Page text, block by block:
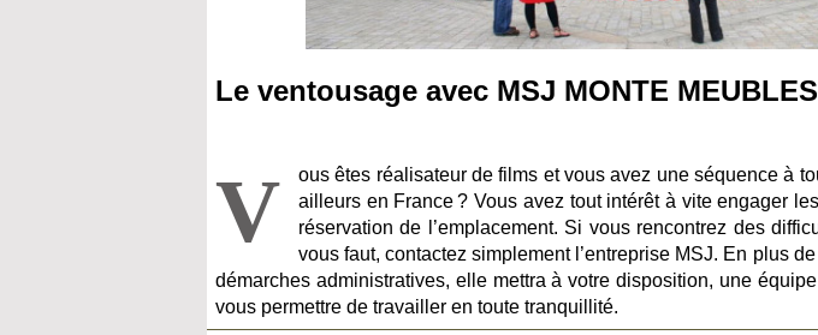
Le ventousage avec MSJ MONTE MEUBLES
V
ous êtes réalisateur de films et vous avez une séquence à
ailleurs en France ? Vous avez tout intérêt à vite engager
réservation de l’emplacement. Si vous rencontrez des
vous faut, contactez simplement l’entreprise MSJ. En plus
démarches administratives, elle mettra à votre disposition, une
vous permettre de travailler en toute tranquillité.